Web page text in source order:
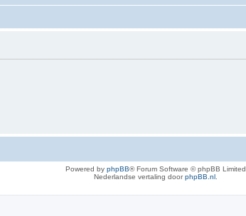
Powered by phpBB® Forum Software © phpBB Limited
Nederlandse vertaling doorphpBB.nl